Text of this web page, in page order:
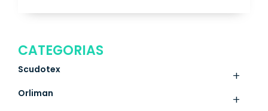
CATEGORIAS
+
Scudotex
+
Orliman